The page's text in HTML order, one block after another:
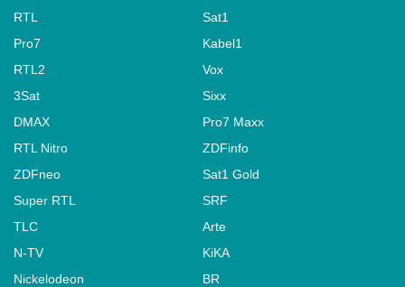
RTL
Sat1
Pro7
Kabel1
RTL2
Vox
3Sat
Sixx
DMAX
Pro7 Maxx
RTL Nitro
ZDFinfo
ZDFneo
Sat1 Gold
Super RTL
SRF
TLC
Arte
N-TV
KiKA
Nickelodeon
BR